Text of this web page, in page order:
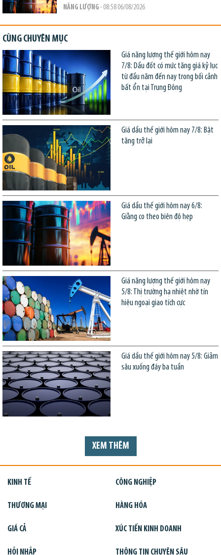
NĂNG LƯỢNG - 08:58 06/08/2026
CÙNG CHUYÊN MỤC
Giá năng lượng thế giới hôm nay
7/8: Dầu đốt có mức tăng giá kỷ lục
từ đầu năm đến nay trong bối cảnh
bất ổn tại Trung Đông
Giá dầu thế giới hôm nay 7/8: Bật
tăng trở lại
Giá dầu thế giới hôm nay 6/8:
Giằng co theo biên độ hẹp
Giá năng lượng thế giới hôm nay
5/8: Thị trường hạ nhiệt nhờ tín
hiệu ngoại giao tích cực
Giá dầu thế giới hôm nay 5/8: Giảm
sâu xuống đáy ba tuần
XEM THÊM
KINH TẾ CÔNG NGHIỆP
THƯƠNG MẠI HÀNG HÓA
GIÁ CẢ XÚC TIẾN KINH DOANH
HỘI NHẬP THÔNG TIN CHUYÊN SÂU